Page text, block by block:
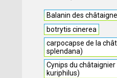
Balanin des
botrytis cinerea
carpocapse de la
splendana)
Cynips du
kuriphilus)